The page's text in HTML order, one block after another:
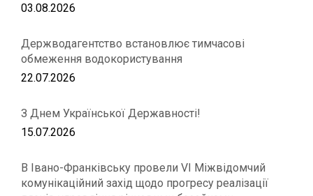
03.08.2026
Держводагентство встановлює тимчасові
обмеження водокористування
22.07.2026
З Днем Української Державності!
15.07.2026
В Івано-Франківську провели VІ Міжвідомчий
комунікаційний захід щодо прогресу реалізації